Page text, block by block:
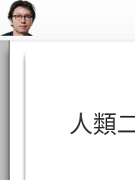
人類